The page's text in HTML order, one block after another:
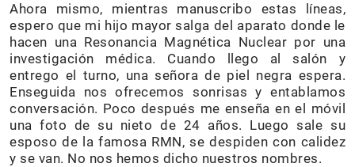
Ahora mismo, mientras manuscribo estas líneas,
espero que mi hijo mayor salga del aparato donde le
hacen una Resonancia Magnética Nuclear por una
investigación médica. Cuando llego al salón y
entrego el turno, una señora de piel negra espera.
Enseguida nos ofrecemos sonrisas y entablamos
conversación. Poco después me enseña en el móvil
una foto de su nieto de 24 años. Luego sale su
esposo de la famosa RMN, se despiden con calidez
y se van. No nos hemos dicho nuestros nombres.